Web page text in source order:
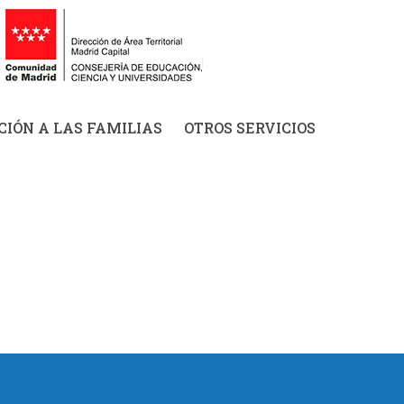
A LAS FAMILIAS OTROS SERVICIOS